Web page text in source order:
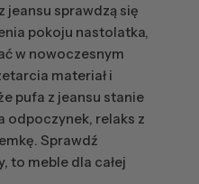
jeansu sprawdzą się
pokoju nastolatka,
w nowoczesnym
materiał i
pufa z jeansu stanie
odpoczynek, relaks z
Sprawdź
to meble dla całej